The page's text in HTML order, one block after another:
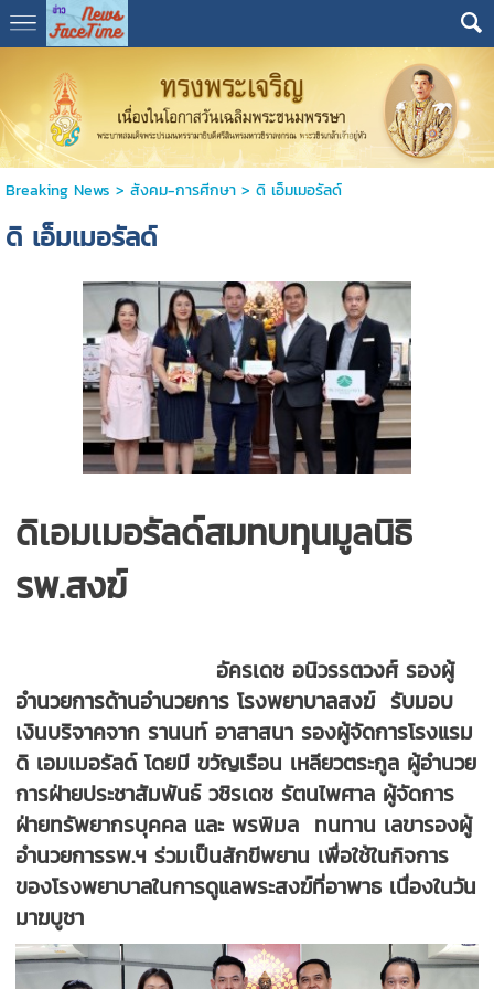
Breaking News > สังคม-การศีกษา> ดิ เอ็มเมอรัลด์
ดิ เอ็มเมอรัลด์
ดิเอมเมอรัลด์สมทบทุนมูลนิธิ
รพ.สงฆ์
อัครเดช อนิวรรตวงศ์ รองผู้
อำนวยการด้านอำนวยการ โรงพยาบาลสงฆ์ รับมอบ
เงินบริจาคจาก รานนท์ อาสาสนา รองผู้จัดการโรงแรม
ดิ เอมเมอรัลด์ โดยมี ขวัญเรือน เหลียวตระกูล ผู้อำนวย
การฝ่ายประชาสัมพันธ์ วชิรเดช รัตนไพศาล ผู้จัดการ
ฝ่ายทรัพยากรบุคคล และ พรพิมล ทนทาน เลขารองผู้
อำนวยการรพ.ฯ ร่วมเป็นสักขีพยาน เพื่อใช้ในกิจการ
ของโรงพยาบาลในการดูแลพระสงฆ์ที่อาพาธ เนื่องในวัน
มาฆบูชา